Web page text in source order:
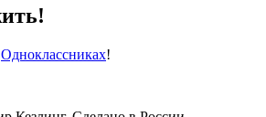
Одноклассниках!